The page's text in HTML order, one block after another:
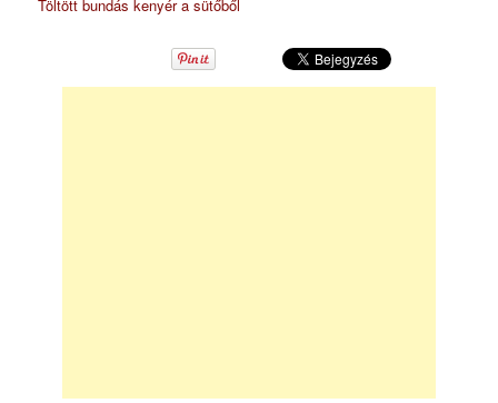
Töltött bundás kenyér a sütőből